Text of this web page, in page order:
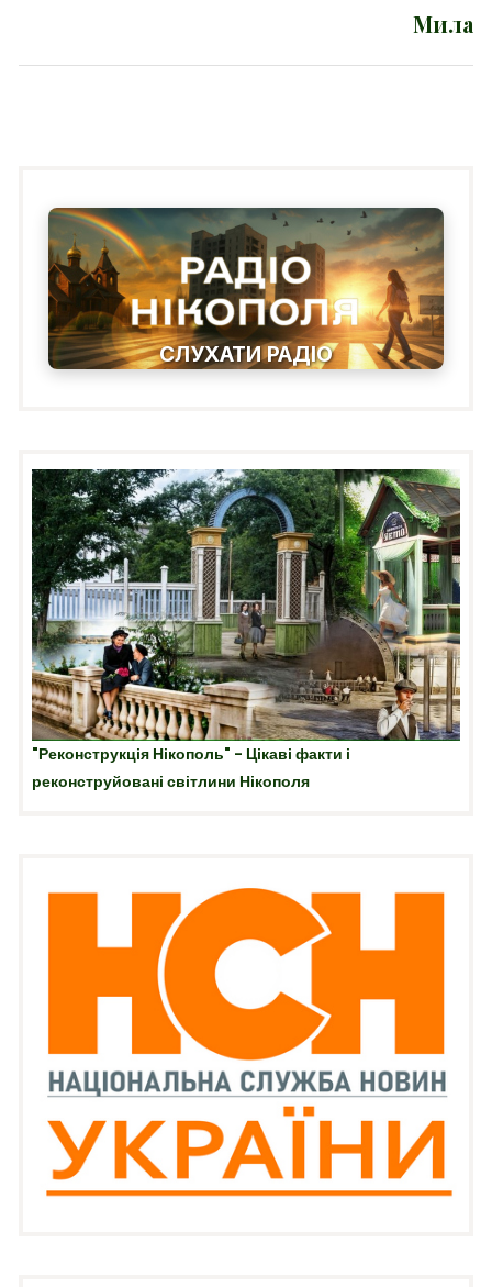
Мила
СЛУХАТИ РАДІО
"Реконструкція Нікополь" - Цікаві факти і
реконструйовані світлини Нікополя